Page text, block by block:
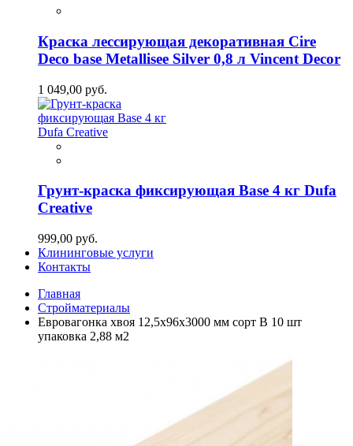
Краска лессирующая декоративная Cire
Deco base Metallisee Silver 0,8 л Vincent Decor
1 049,00 руб.
Грунт-краска фиксирующая Base 4 кг Dufa
Creative
999,00 руб.
Клининговые услуги
Контакты
Главная
Стройматериалы
Евровагонка хвоя 12,5х96х3000 мм сорт В 10 шт
упаковка 2,88 м2